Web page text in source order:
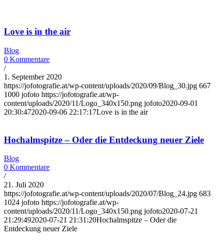
Love is in the air
Blog
0 Kommentare
/
1. September 2020
https://jofotografie.at/wp-content/uploads/2020/09/Blog_30.jpg 667
1000 jofoto https://jofotografie.at/wp-
content/uploads/2020/11/Logo_340x150.png jofoto2020-09-01
20:30:472020-09-06 22:17:17Love is in the air
Hochalmspitze – Oder die Entdeckung neuer Ziele
Blog
0 Kommentare
/
21. Juli 2020
https://jofotografie.at/wp-content/uploads/2020/07/Blog_24.jpg 683
1024 jofoto https://jofotografie.at/wp-
content/uploads/2020/11/Logo_340x150.png jofoto2020-07-21
21:29:492020-07-21 21:31:20Hochalmspitze – Oder die
Entdeckung neuer Ziele